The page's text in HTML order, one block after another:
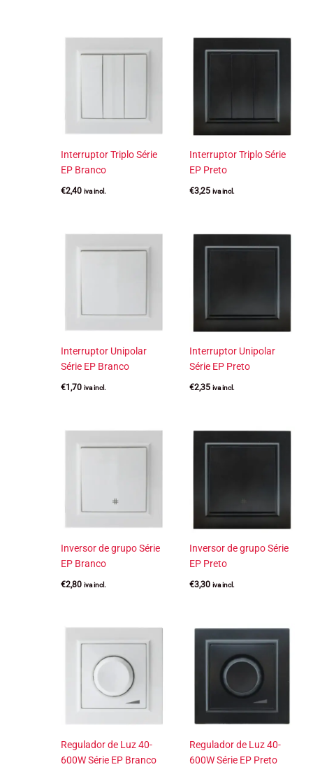
Interruptor Triplo Série
EP Branco
€2,40 iva incl.
Interruptor Triplo Série
EP Preto
€3,25 iva incl.
Interruptor Unipolar
Série EP Branco
€1,70 iva incl.
Interruptor Unipolar
Série EP Preto
€2,35 iva incl.
Inversor de grupo Série
EP Branco
€2,80 iva incl.
Inversor de grupo Série
EP Preto
€3,30 iva incl.
Regulador de Luz 40-
600W Série EP Branco
Regulador de Luz 40-
600W Série EP Preto